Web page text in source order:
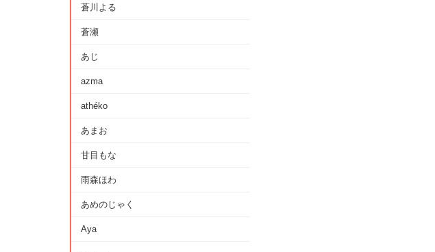
蒼川よる
蒼瀬
あじ
azma
athéko
あまお
甘目もな
雨森ほわ
あめのじゃく
Aya